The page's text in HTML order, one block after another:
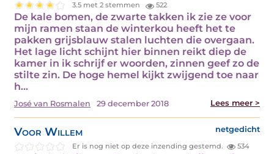
3.5 met 2 stemmen 522
De kale bomen, de zwarte takken ik zie ze voor
mijn ramen staan de winterkou heeft het te
pakken grijsblauw stalen luchten die overgaan.
Het lage licht schijnt hier binnen reikt diep de
kamer in ik schrijf er woorden, zinnen geef zo de
stilte zin. De hoge hemel kijkt zwijgend toe naar
h...
José van Rosmalen 29 december 2018 Lees meer >
Voor Willem netgedicht
Er is nog niet op deze inzending gestemd. 534